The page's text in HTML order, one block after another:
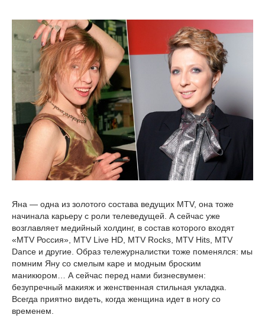
Яна — одна из золотого состава ведущих MTV, она тоже
начинала карьеру с роли телеведущей. А сейчас уже
возглавляет медийный холдинг, в состав которого входят
«MTV Россия», MTV Live HD, MTV Rocks, MTV Hits, MTV
Dance и другие. Образ тележурналистки тоже поменялся: мы
помним Яну со смелым каре и модным броским
маникюром… А сейчас перед нами бизнесвумен:
безупречный макияж и женственная стильная укладка.
Всегда приятно видеть, когда женщина идет в ногу со
временем.